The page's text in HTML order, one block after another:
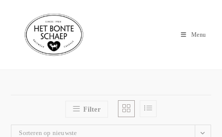
Menu
Filter
Sorteren op nieuwste